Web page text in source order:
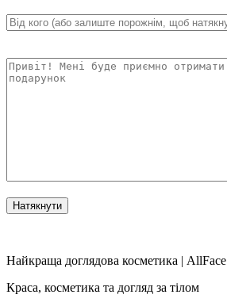
Найкраща доглядова косметика | AllFace
Краса, косметика та догляд за тілом